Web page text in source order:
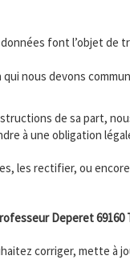
font l’objet de
nous devons
de sa part,
à une obligation
les rectifier, ou
Deperet 69160
corriger, mette à